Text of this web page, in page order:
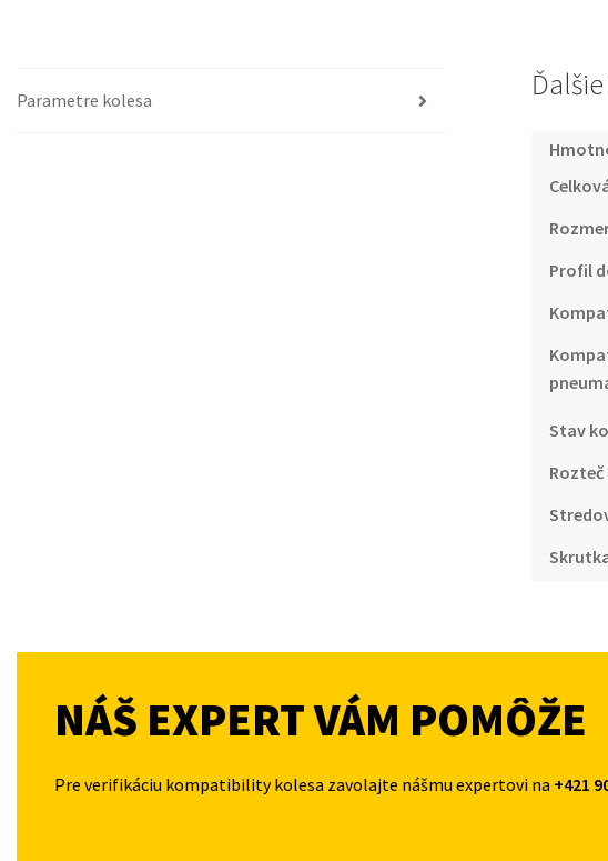
Parametre kolesa
Profil
Stav
Rozteč
NÁŠ EXPERT VÁM POMÔŽE
Pre verifikáciu kompatibility kolesa zavolajte nášmu expertovi na +421